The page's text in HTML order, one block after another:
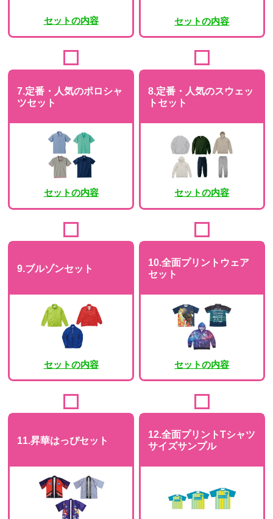
セットの内容 セットの内容
7.定番・人気のポロシャ
ツセット
セットの内容
8.定番・人気のスウェッ
トセット
セットの内容
9.ブルゾンセット
セットの内容
10.全面プリントウェア
セット
セットの内容
11.昇華はっぴセット
12.全面プリントTシャツ
サイズサンプル